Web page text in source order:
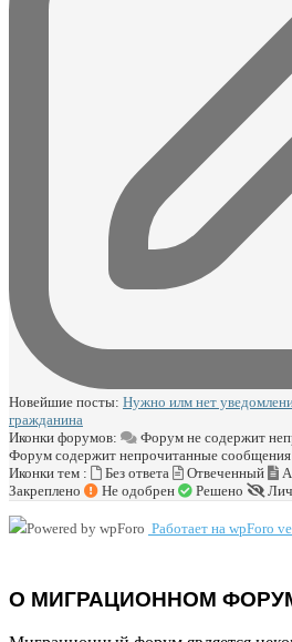
Новейшие посты: Нужно илм нет
гражданина
Иконки форумов:
Форум не содержит
Форум содержит непрочитанные сообщения
Иконки тем :
Без ответа Отвеченный
Закреплено
Не одобрен Решено
Работает на wpForo
О МИГРАЦИОННОМ